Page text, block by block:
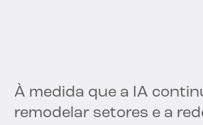
À medida que a IA
remodelar setores e a